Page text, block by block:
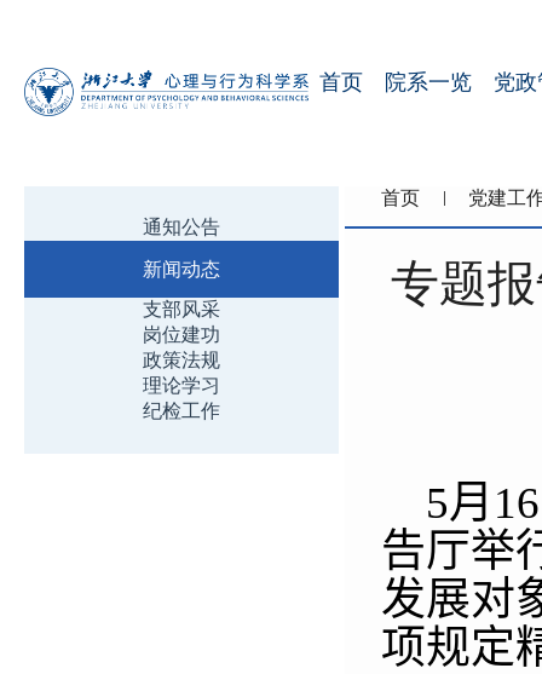
首页 院系一览 党
通知公告
新闻动态
支部风采
岗位建功
政策法规
理论学习
纪检工作
首页 党建工
专题
5月 16
告厅举
发展对
项规定